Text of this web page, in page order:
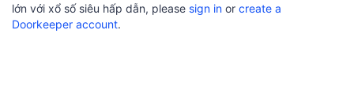
lớn với xổ số siêu hấp dẫn, please sign in or create a
Doorkeeper account.